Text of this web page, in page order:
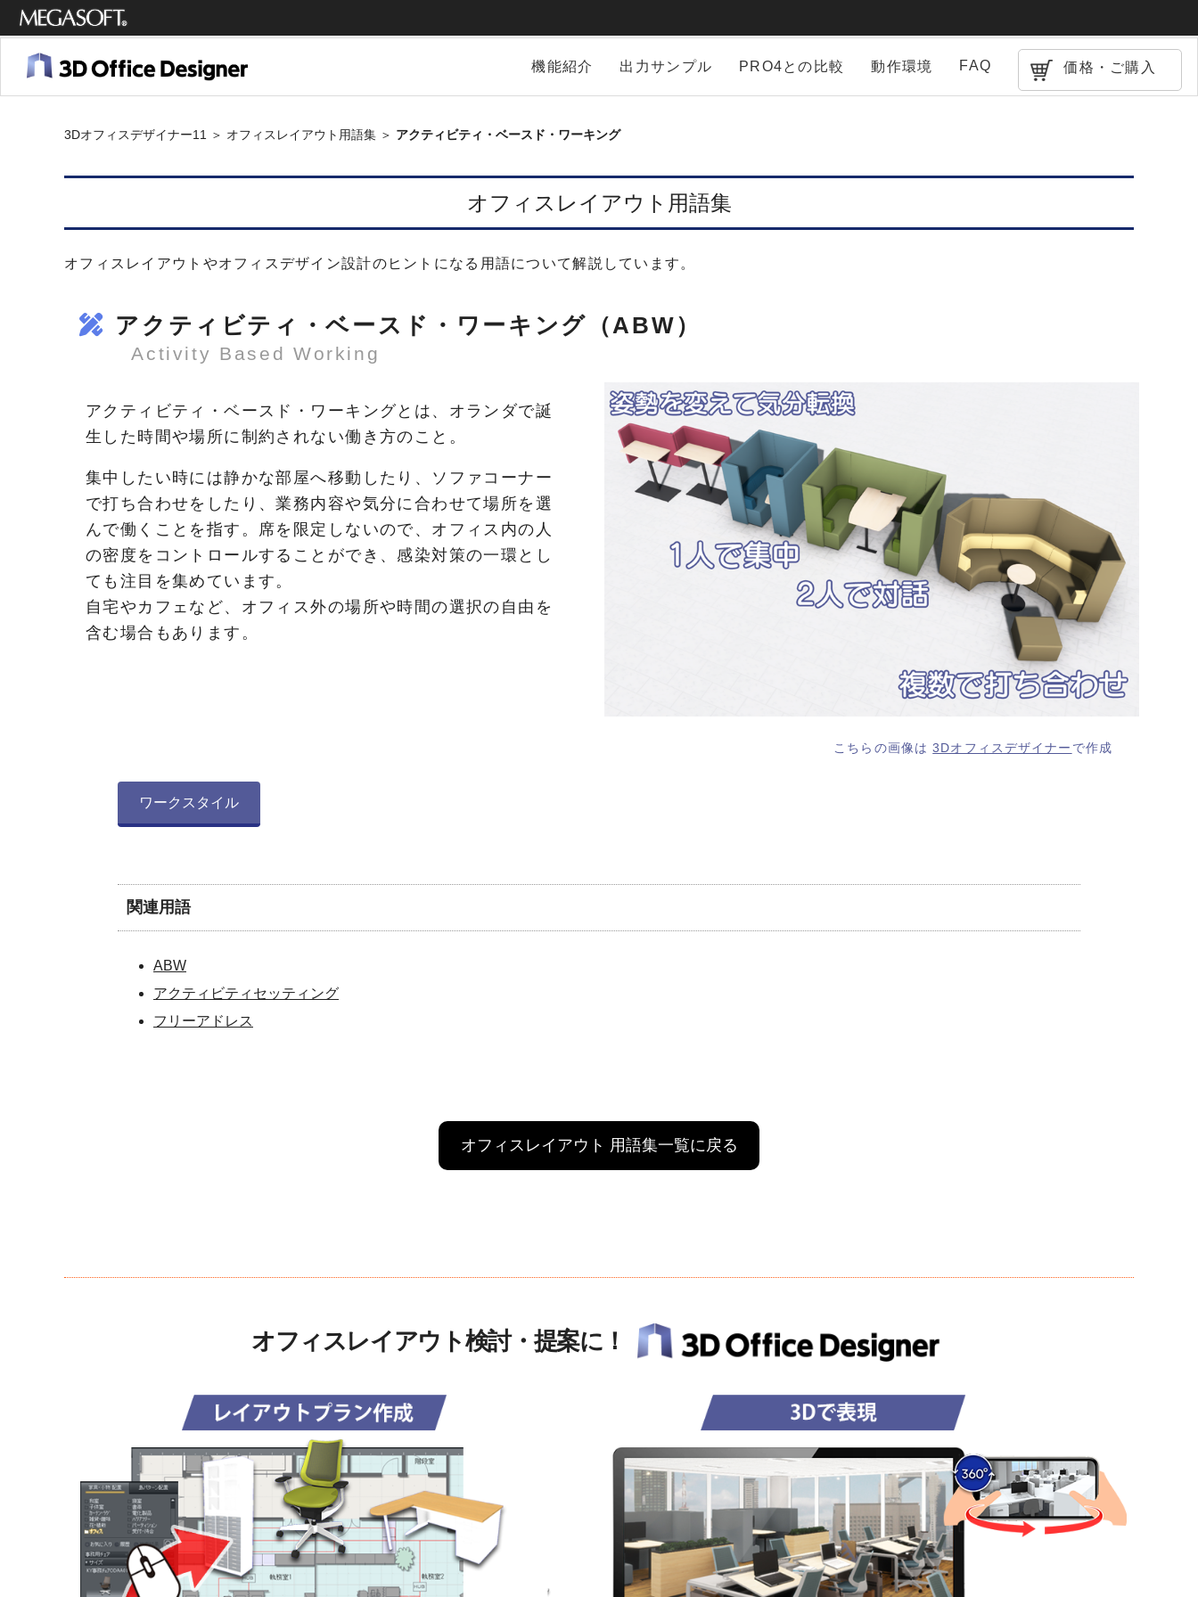
メガソ
フト株
式会社
機能紹介 出力サンプル PRO4との比較 動作環境 FAQ 価格・ご購入
3Dオフィスデザイナー11 ＞ オフィスレイアウト用語集 ＞ アクティビティ・ベースド・ワーキング
オフィスレイアウト用語集
オフィスレイアウトやオフィスデザイン設計のヒントになる用語について解説しています。
アクティビティ・ベースド・ワーキング（ABW）
Activity Based Working
アクティビティ・ベースド・ワーキングとは、オランダで誕
生した時間や場所に制約されない働き方のこと。
集中したい時には静かな部屋へ移動したり、ソファコーナー
で打ち合わせをしたり、業務内容や気分に合わせて場所を選
んで働くことを指す。席を限定しないので、オフィス内の人
の密度をコントロールすることができ、感染対策の一環とし
ても注目を集めています。
自宅やカフェなど、オフィス外の場所や時間の選択の自由を
含む場合もあります。
こちらの画像は3Dオフィスデザイナー で作成
ワークスタイル
関連用語
ABW
アクティビティセッティング
フリーアドレス
オフィスレイアウト 用語集一覧に戻る
オフィスレイアウト検討・提案に！